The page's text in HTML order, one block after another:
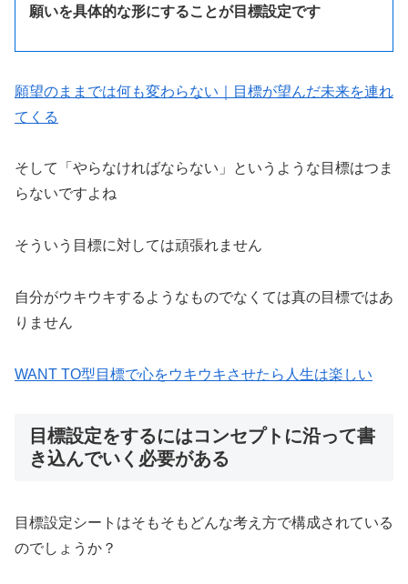
願いを具体的な形にすることが目標設定です
願望のままでは何も変わらない｜目標が望んだ未来を連れ
てくる
そして「やらなければならない」というような目標はつま
らないですよね
そういう目標に対しては頑張れません
自分がウキウキするようなものでなくては真の目標ではあ
りません
WANT TO型目標で心をウキウキさせたら人生は楽しい
目標設定をするにはコンセプトに沿って書
き込んでいく必要がある
目標設定シートはそもそもどんな考え方で構成されている
のでしょうか？